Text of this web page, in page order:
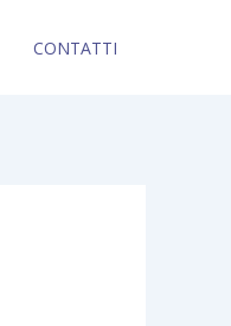
CONTATTI